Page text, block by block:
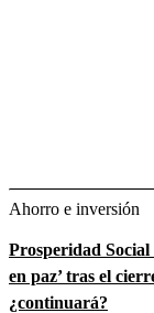
Ahorro e inversión
Prosperidad Social
en paz’ tras el
¿continuará?